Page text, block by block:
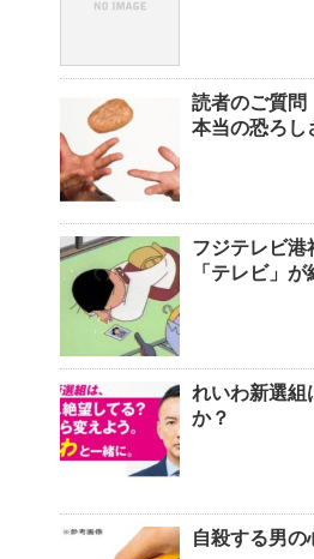
読者のご質問
本当の恐ろし
フジテレビ港
「テレビ」が
れいわ新選組
か？
自殺する男の